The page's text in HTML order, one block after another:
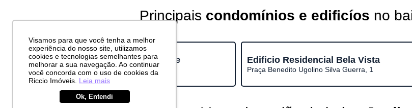
Principais condomínios e edificíos no
Condominio Villa do Bosque
Rua Saturno, 176
Edificio Residencial Bela Vista
Praça Benedito Ugolino Silva Guerra, 1
Visamos para que você tenha a melhor
experiência do nosso site, utilizamos
cookies e tecnologias semelhantes para
melhorar a sua navegação. Ao continuar
você concorda com o uso de cookies da
Riccio Imóveis. Leia mais
Ok, Entendi